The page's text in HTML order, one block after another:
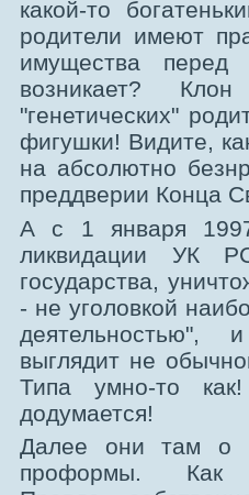
какой-то
родители имеют
имущества
возникает?
"генетических"
фигушки! Видите,
на абсолютно
преддверии Конца
А с 1 января
ликвидации УК
государства,
- не уголовкой
деятельностью",
выглядит не
Типа умно-то
додумается!
Далее они там о
проформы.